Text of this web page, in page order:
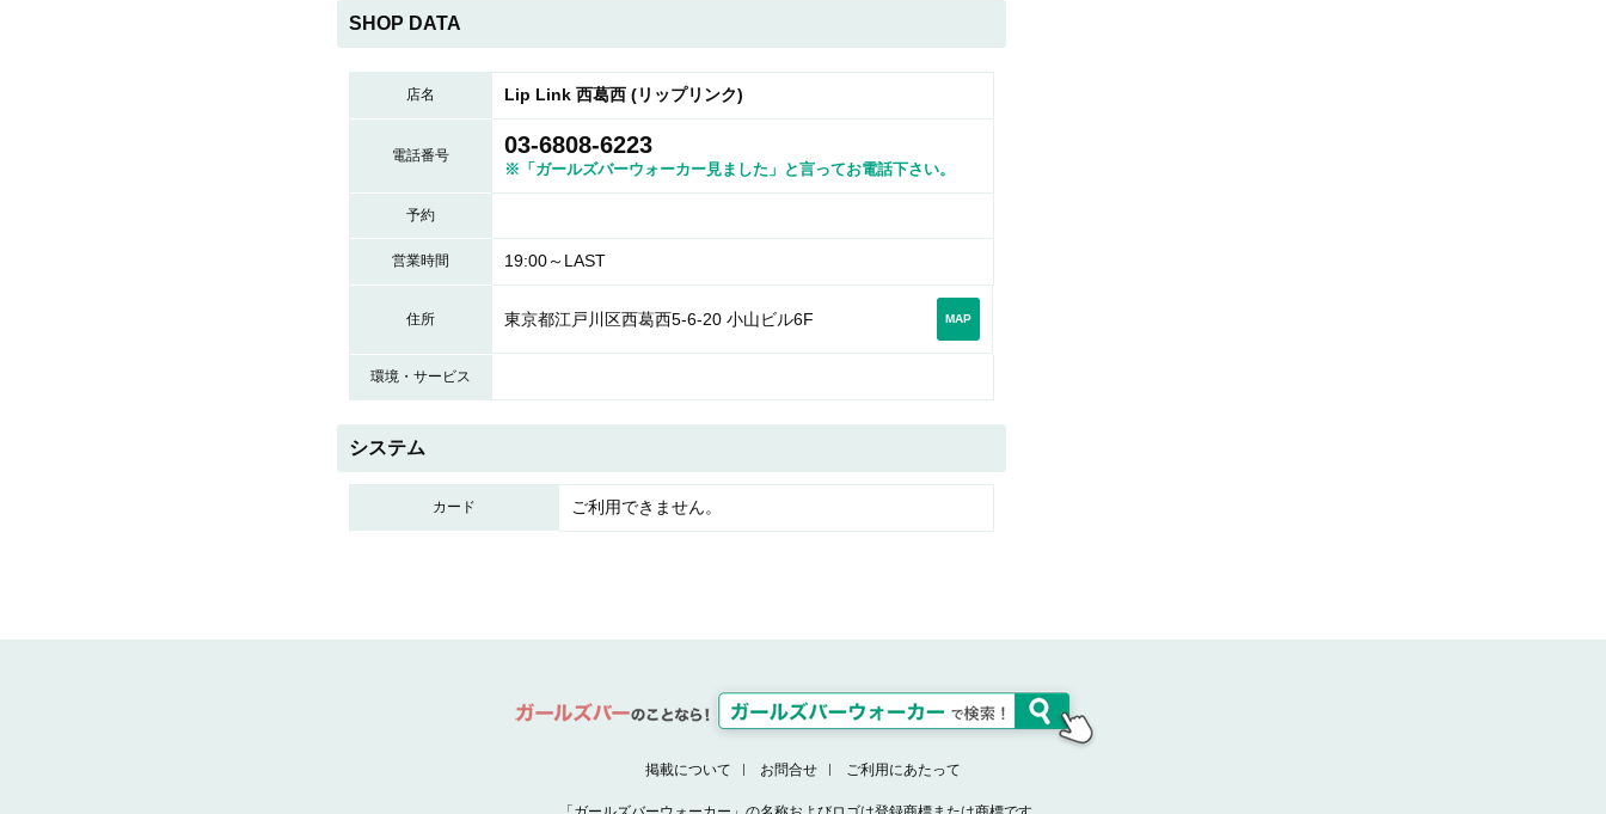
SHOP DATA
店名 Lip Link 西葛西 (リップリンク)
電話番号 03-6808-6223
※「ガールズバーウォーカー見ました」と言ってお電話下さい。
予約
営業時間 19:00～LAST
住所 東京都江戸川区西葛西5-6-20 小山ビル6F MAP
環境・サービス
システム
カード ご利用できません。
掲載について お問合せ ご利用にあたって